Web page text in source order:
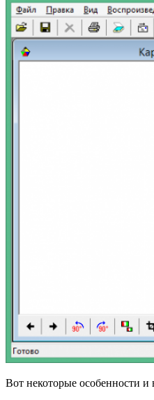
Вот некоторые особенности